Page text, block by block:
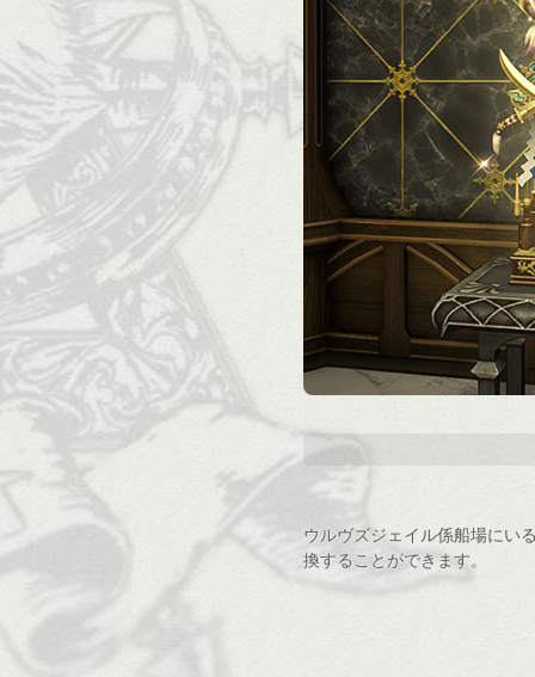
ウルヴズジェイル係船場にい
換することができます。